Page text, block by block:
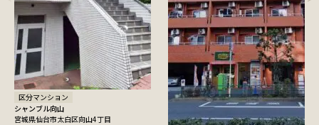
区分マンション
シャンブル向山
宮城県仙台市太白区向山4丁目